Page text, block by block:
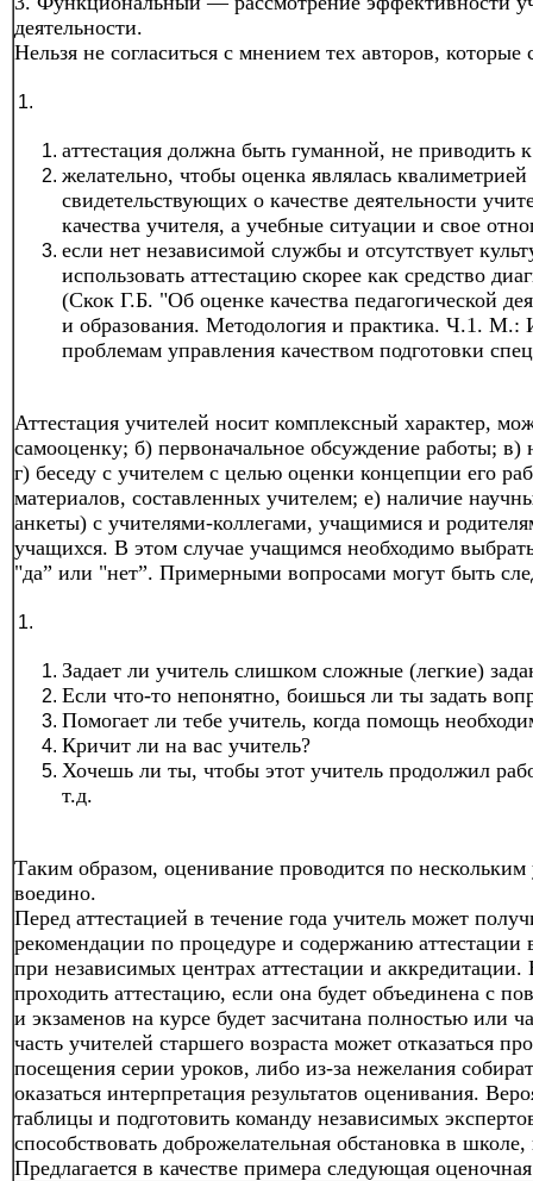
деятельности.
Нельзя не согласиться с мнением тех авторов, которые
аттестация должна быть гуманной, не приводить
желательно, чтобы оценка являлась
свидетельствующих о качестве деятельности
качества учителя, а учебные ситуации и свое
если нет независимой службы и отсутствует
использовать аттестацию скорее как средство
(Скок Г.Б. "Об оценке качества педагогической
и образования. Методология и практика. Ч.1. М.:
проблемам управления качеством подготовки
Аттестация учителей носит комплексный характер,
самооценку; б) первоначальное обсуждение работы; в)
г) беседу с учителем с целью оценки концепции его
материалов, составленных учителем; е) наличие
анкеты) с учителями-коллегами, учащимися и
учащихся. В этом случае учащимся необходимо
"да” или "нет”. Примерными вопросами могут быть
Задает ли учитель слишком сложные (легкие)
Если что-то непонятно, боишься ли ты задать
Помогает ли тебе учитель, когда помощь
Кричит ли на вас учитель?
Хочешь ли ты, чтобы этот учитель продолжил
т.д.
Таким образом, оценивание проводится по нескольким
воедино.
Перед аттестацией в течение года учитель может
рекомендации по процедуре и содержанию
при независимых центрах аттестации и аккредитации.
проходить аттестацию, если она будет объединена с
и экзаменов на курсе будет засчитана полностью или
часть учителей старшего возраста может отказаться
посещения серии уроков, либо из-за нежелания
оказаться интерпретация результатов оценивания.
таблицы и подготовить команду независимых
способствовать доброжелательная обстановка в
Предлагается в качестве примера следующая